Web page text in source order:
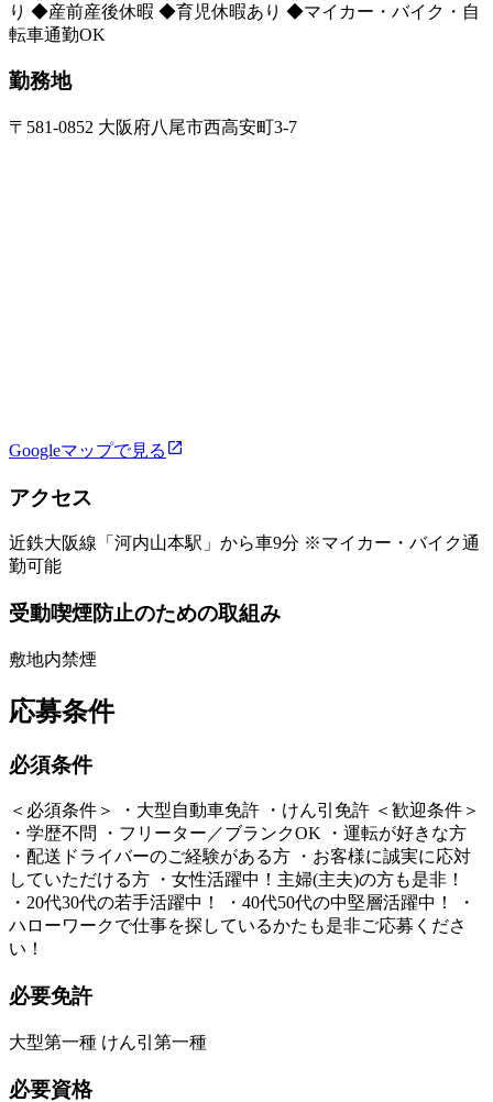
り ◆産前産後休暇 ◆育児休暇あり ◆マイカー・バイク・自
転車通勤OK
勤務地
〒581-0852 大阪府八尾市西高安町3-7
Googleマップで見る
アクセス
近鉄大阪線「河内山本駅」から車9分 ※マイカー・バイク通
勤可能
受動喫煙防止のための取組み
敷地内禁煙
応募条件
必須条件
＜必須条件＞ ・大型自動車免許 ・けん引免許 ＜歓迎条件＞
・学歴不問 ・フリーター／ブランクOK ・運転が好きな方
・配送ドライバーのご経験がある方 ・お客様に誠実に応対
していただける方 ・女性活躍中！主婦(主夫)の方も是非！
・20代30代の若手活躍中！ ・40代50代の中堅層活躍中！ ・
ハローワークで仕事を探しているかたも是非ご応募くださ
い！
必要免許
大型第一種 けん引第一種
必要資格